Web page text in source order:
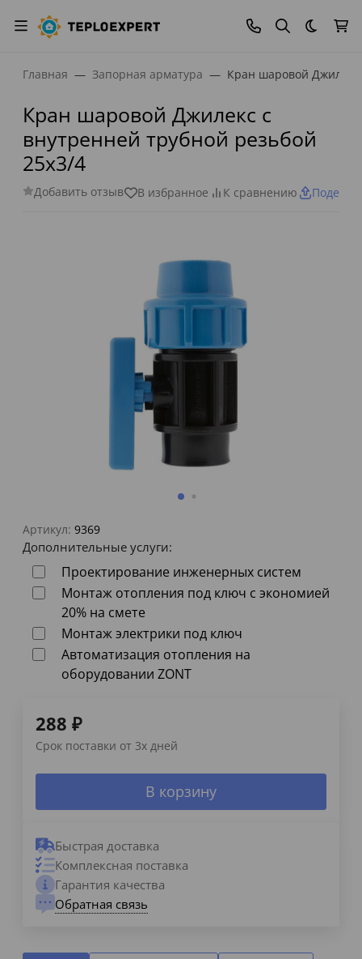
Темная
Главная Запорная арматура Кран шаровой Джилекс
Кран шаровой Джилекс с
внутренней трубной резьбой
25х3/4
Добавить отзыв В избранное К сравнению
Артикул: 9369
Дополнительные услуги:
Проектирование инженерных систем
Монтаж отопления под ключ с экономией
20% на смете
Монтаж электрики под ключ
Автоматизация отопления на
оборудовании ZONT
288 ₽
Срок поставки от 3х дней
В корзину
Быстрая доставка
Комплексная поставка
Гарантия качества
Обратная связь